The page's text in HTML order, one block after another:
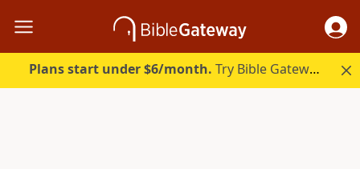
Plans start under $6/month. Try Bible Gateway Plus.